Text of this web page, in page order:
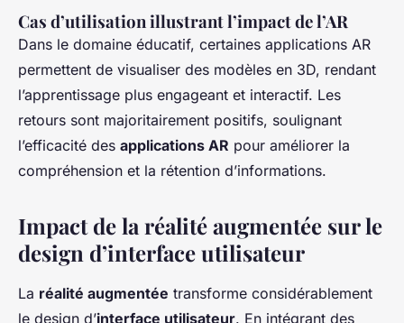
Cas d’utilisation illustrant l’impact de l’AR
Dans le domaine éducatif, certaines applications AR
permettent de visualiser des modèles en 3D, rendant
l’apprentissage plus engageant et interactif. Les
retours sont majoritairement positifs, soulignant
l’efficacité des applications AR pour améliorer la
compréhension et la rétention d’informations.
Impact de la réalité augmentée sur le
design d’interface utilisateur
La réalité augmentée transforme considérablement
le design d’interface utilisateur. En intégrant des